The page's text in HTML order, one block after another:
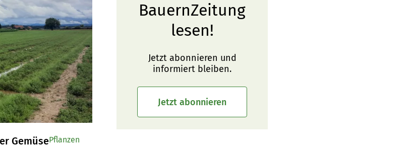
GemüsePflanzen
BauernZeitung
lesen!
Jetzt abonnieren und
informiert bleiben.
Jetzt abonnieren